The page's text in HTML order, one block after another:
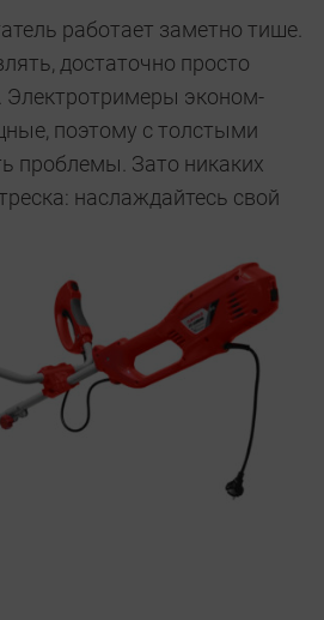
работает заметно тише.
достаточно просто
Электротримеры эконом-
поэтому с толстыми
проблемы. Зато никаких
наслаждайтесь свой